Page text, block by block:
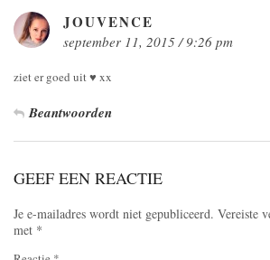
JOUVENCE
september 11, 2015 / 9:26 pm
ziet er goed uit ♥ xx
Beantwoorden
GEEF EEN REACTIE
Je e-mailadres wordt niet gepubliceerd. Vereiste
met *